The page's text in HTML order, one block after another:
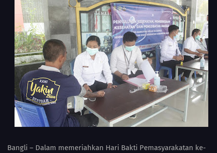
Bangli – Dalam memeriahkan Hari Bakti Pemasyarakatan ke-